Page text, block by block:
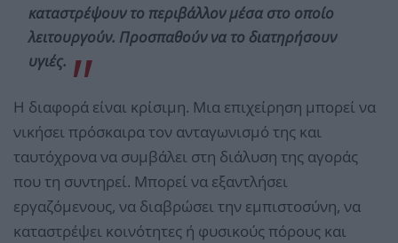
καταστρέψουν το περιβάλλον μέσα στο οποίο
λειτουργούν. Προσπαθούν να το διατηρήσουν
υγιές.
Η διαφορά είναι κρίσιμη. Μια επιχείρηση μπορεί να
νικήσει πρόσκαιρα τον ανταγωνισμό της και
ταυτόχρονα να συμβάλει στη διάλυση της αγοράς
που τη συντηρεί. Μπορεί να εξαντλήσει
εργαζόμενους, να διαβρώσει την εμπιστοσύνη, να
καταστρέψει κοινότητες ή φυσικούς πόρους και